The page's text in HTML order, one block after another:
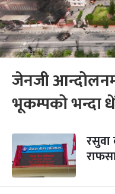
जेनजी
भूकम्पको भन्दा
रसुवा